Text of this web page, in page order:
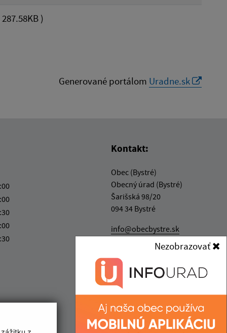
)
Generované portálom Uradne.sk
Kontakt:
Obec (Bystré)
Obecný úrad (Bystré)
Šarišská 98/20
094 34 Bystré
info@obecbystre.sk
+421 57 445 21 44
IČO: 00332275
Nezobrazovať